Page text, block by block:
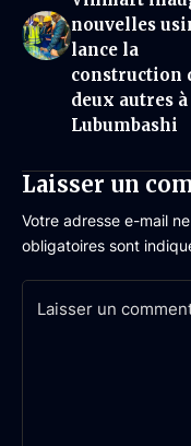
nouvelles
lance la
construction
deux autres à
Lubumbashi
Laisser un
Votre adresse e-mail
obligatoires sont